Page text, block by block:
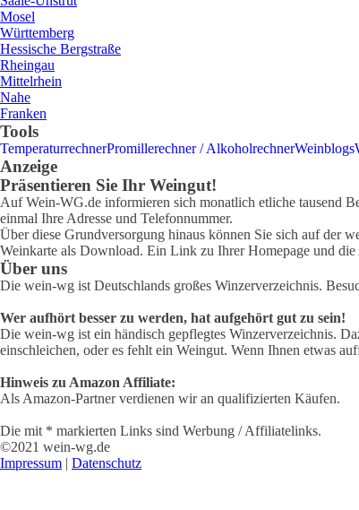
Mosel
Württemberg
Hessische Bergstraße
Rheingau
Mittelrhein
Nahe
Franken
Tools
TemperaturrechnerPromillerechner / AlkoholrechnerWeinblogs
Anzeige
Präsentieren Sie Ihr Weingut!
Auf Wein-WG.de informieren sich monatlich etliche tausend
einmal Ihre Adresse und Telefonnummer.
Über diese Grundversorgung hinaus können Sie sich auf der
Weinkarte als Download. Ein Link zu Ihrer Homepage und
Über uns
Die wein-wg ist Deutschlands großes Winzerverzeichnis.
Wer aufhört besser zu werden, hat aufgehört gut zu sein!
Die wein-wg ist ein händisch gepflegtes Winzerverzeichnis.
einschleichen, oder es fehlt ein Weingut. Wenn Ihnen etwas
Hinweis zu Amazon Affiliate:
Als Amazon-Partner verdienen wir an qualifizierten Käufen.
Die mit * markierten Links sind Werbung / Affiliatelinks.
©2021 wein-wg.de
Impressum | Datenschutz